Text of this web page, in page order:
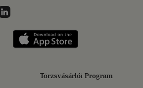
on
az Instagramon
Libri a LinkedInen
Libri applikáció Szerezd meg: Google
Törzsvásárlói Program